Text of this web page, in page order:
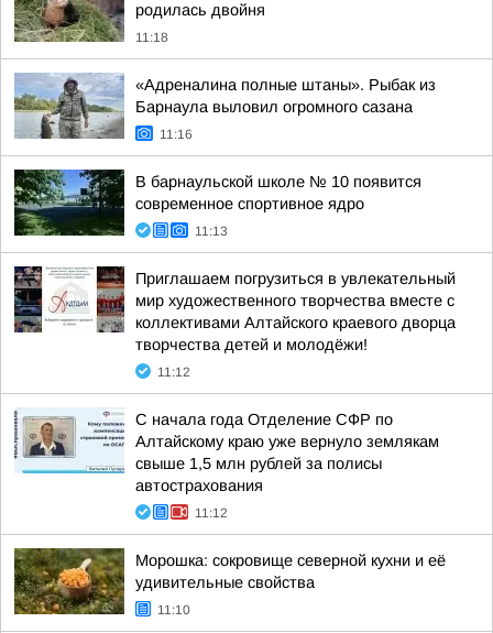
родилась двойня
11:18
«Адреналина полные штаны». Рыбак из
Барнаула выловил огромного сазана
11:16
В барнаульской школе № 10 появится
современное спортивное ядро
11:13
Приглашаем погрузиться в увлекательный
мир художественного творчества вместе с
коллективами Алтайского краевого дворца
творчества детей и молодёжи!
11:12
С начала года Отделение СФР по
Алтайскому краю уже вернуло землякам
свыше 1,5 млн рублей за полисы
автострахования
11:12
Морошка: сокровище северной кухни и её
удивительные свойства
11:10